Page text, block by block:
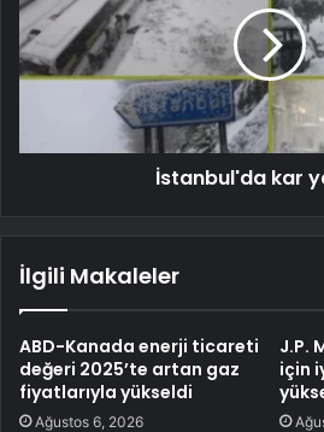
İstanbul'da kar
İlgili Makaleler
ABD-Kanada enerji ticareti
değeri 2025’te artan gaz
fiyatlarıyla yükseldi
Ağustos 6, 2026
J.P.
için